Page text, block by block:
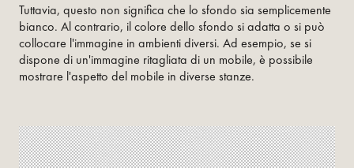
Tuttavia, questo non significa che lo sfondo sia semplicemente
bianco. Al contrario, il colore dello sfondo si adatta o si può
collocare l'immagine in ambienti diversi. Ad esempio, se si
dispone di un'immagine ritagliata di un mobile, è possibile
mostrare l'aspetto del mobile in diverse stanze.